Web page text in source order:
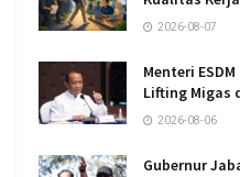
2026-08-07
Menteri
Lifting Migas
2026-08-06
Gubernur